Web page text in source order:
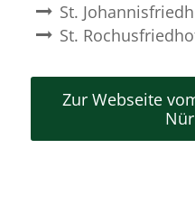
St.
St.
Zur Webseite